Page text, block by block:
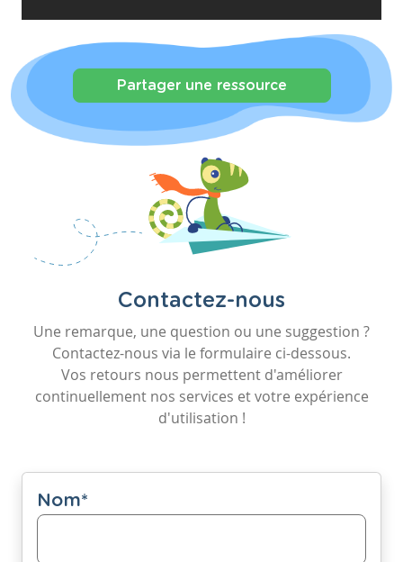
Partager une ressource
Contactez-nous
Une remarque, une question ou une suggestion ?
Contactez-nous via le formulaire ci-dessous.
Vos retours nous permettent d'améliorer
continuellement nos services et votre expérience
d'utilisation !
Nom*